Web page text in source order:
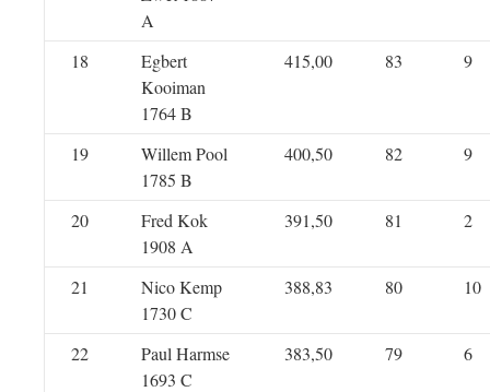
A
18
Egbert
Kooiman
1764 B
415,00 83 9
19
Willem Pool
1785 B
400,50 82 9
20
Fred Kok
1908 A
391,50 81 2
21
Nico Kemp
1730 C
388,83 80 10
22
Paul Harmse
1693 C
383,50 79 6